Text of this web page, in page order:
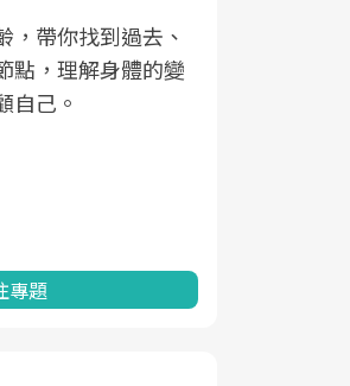
，帶你找到過去、
點，理解身體的變
自己。
專題